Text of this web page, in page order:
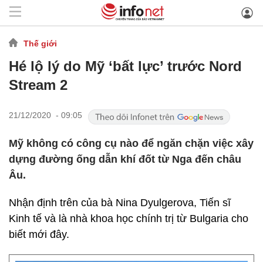
Thế giới
Hé lộ lý do Mỹ ‘bất lực’ trước Nord
Stream 2
21/12/2020 - 09:05
Mỹ không có công cụ nào để ngăn chặn việc xây
dựng đường ống dẫn khí đốt từ Nga đến châu
Âu.
Nhận định trên của bà Nina Dyulgerova, Tiến sĩ
Kinh tế và là nhà khoa học chính trị từ Bulgaria cho
biết mới đây.